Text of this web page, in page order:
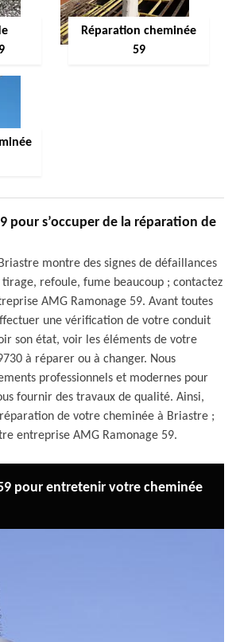
Réparation cheminée
59
pour s’occuper de la réparation de
montre des signes de défaillances
refoule, fume beaucoup ; contactez
AMG Ramonage 59. Avant toutes
une vérification de votre conduit
son état, voir les éléments de votre
à réparer ou à changer. Nous
professionnels et modernes pour
fournir des travaux de qualité. Ainsi,
de votre cheminée à Briastre ;
entreprise AMG Ramonage 59.
pour entretenir votre cheminée